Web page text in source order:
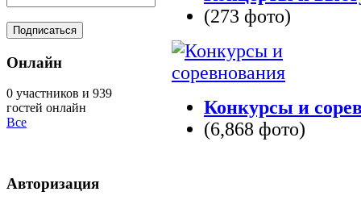
(273 фото)
Конкурсы и
(6,868 фото)
Онлайн
0 участников и 939
гостей онлайн
Все
Авторизация